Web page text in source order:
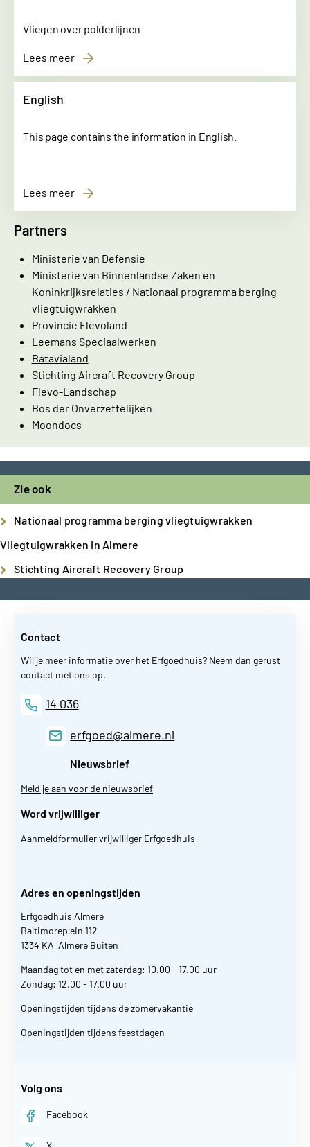
Vliegen over polderlijnen
Lees meer
English
This page contains the information in English.
Lees meer
Partners
Ministerie van Defensie
Ministerie van Binnenlandse Zaken en
Koninkrijksrelaties / Nationaal programma berging
vliegtuigwrakken
Provincie Flevoland
Leemans Speciaalwerken
Batavialand
Stichting Aircraft Recovery Group
Flevo-Landschap
Bos der Onverzettelijken
Moondocs
Zie ook
Nationaal programma berging vliegtuigwrakken
Vliegtuigwrakken in Almere
Stichting Aircraft Recovery Group
Contact
Wil je meer informatie over het Erfgoedhuis? Neem dan gerust
contact met ons op.
14 036
erfgoed@almere.nl
Nieuwsbrief
Meld je aan voor de nieuwsbrief
Word vrijwilliger
Aanmeldformulier vrijwilliger Erfgoedhuis
Adres en openingstijden
Erfgoedhuis Almere
Baltimoreplein 112
1334 KA Almere Buiten
Maandag tot en met zaterdag: 10.00 - 17.00 uur
Zondag: 12.00 - 17.00 uur
Openingstijden tijdens de zomervakantie
Openingstijden tijdens feestdagen
Volg ons
Facebook